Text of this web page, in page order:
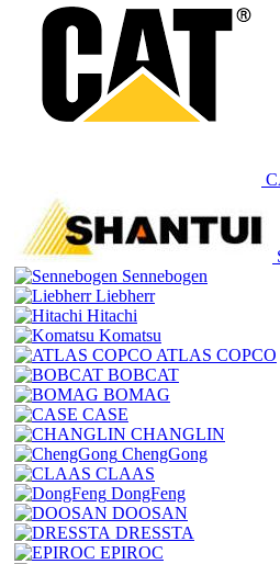
Sennebogen
Liebherr
Hitachi
Komatsu
ATLAS COPCO
BOBCAT
BOMAG
CASE
CHANGLIN
ChengGong
CLAAS
DongFeng
DOOSAN
DRESSTA
EPIROC